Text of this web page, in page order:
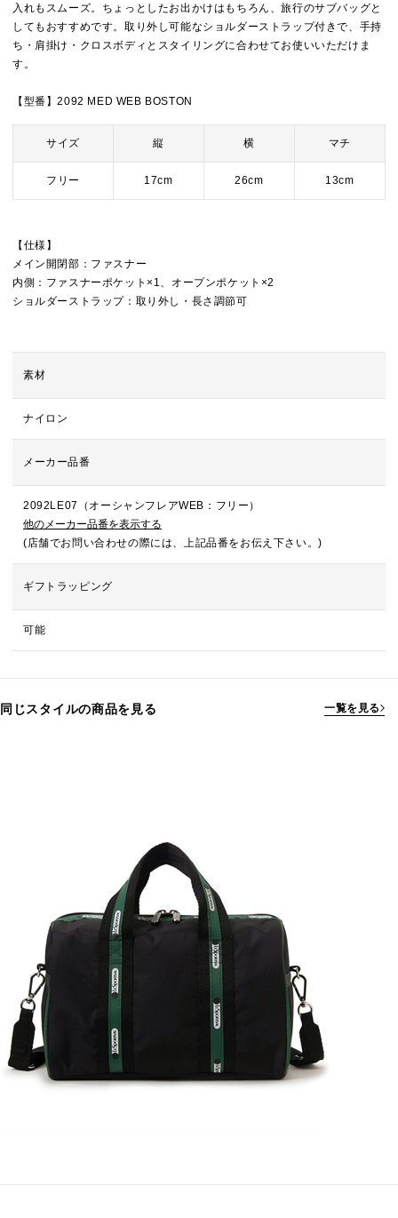
入れもスムーズ。ちょっとしたお出かけはもちろん、旅行のサブバッグと
してもおすすめです。取り外し可能なショルダーストラップ付きで、手持
ち・肩掛け・クロスボディとスタイリングに合わせてお使いいただけま
す。
【型番】2092 MED WEB BOSTON
サイズ 縦 横 マチ
フリー 17cm 26cm 13cm
【仕様】
メイン開閉部：ファスナー
内側：ファスナーポケット×1、オープンポケット×2
ショルダーストラップ：取り外し・長さ調節可
素材
ナイロン
メーカー品番
2092LE07（オーシャンフレアWEB：フリー）
他のメーカー品番を表示する
(店舗でお問い合わせの際には、上記品番をお伝え下さい。)
ギフトラッピング
可能
同じスタイルの商品を見る 一覧を見る